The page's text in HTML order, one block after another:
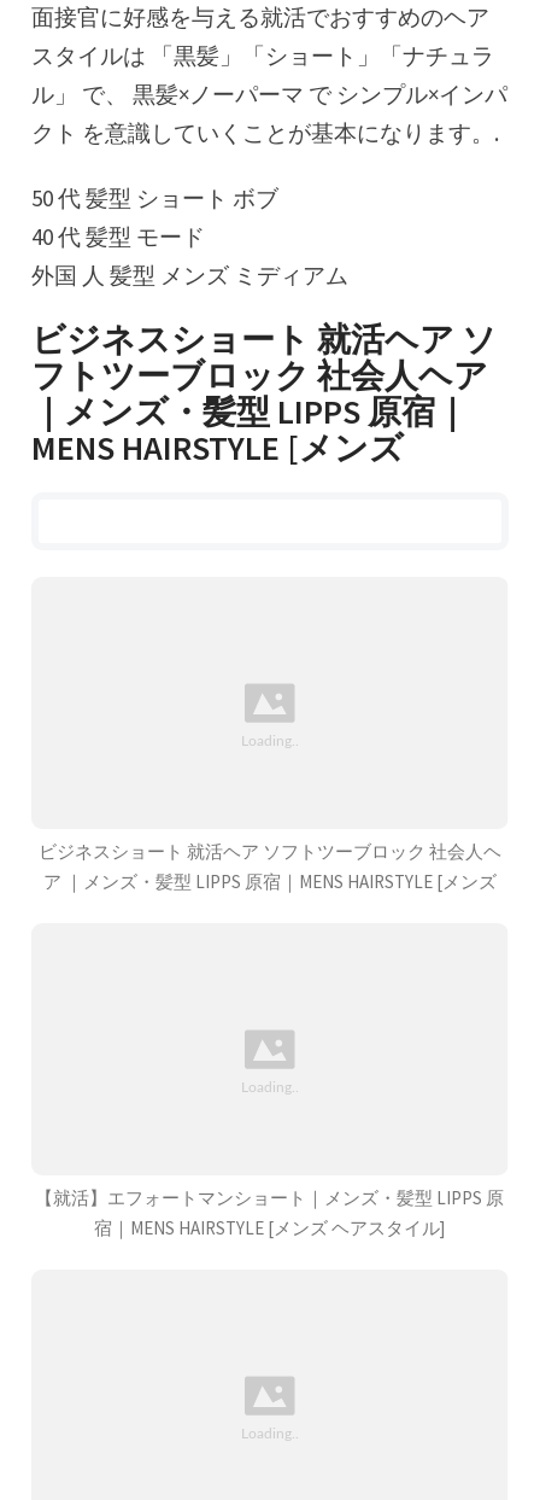
面接官に好感を与える就活でおすすめのヘア
スタイルは 「黒髪」「ショート」「ナチュラ
ル」 で、 黒髪×ノーパーマ で シンプル×インパ
クト を意識していくことが基本になります。.
50 代 髪型 ショート ボブ
40 代 髪型 モード
外国 人 髪型 メンズ ミディアム
ビジネスショート 就活ヘア ソ
フトツーブロック 社会人ヘア
｜メンズ・髪型 LIPPS 原宿｜
MENS HAIRSTYLE [メンズ
ビジネスショート 就活ヘア ソフトツーブロック 社会人ヘ
ア ｜メンズ・髪型 LIPPS 原宿｜MENS HAIRSTYLE [メンズ
【就活】エフォートマンショート｜メンズ・髪型 LIPPS 原
宿｜MENS HAIRSTYLE [メンズ ヘアスタイル]